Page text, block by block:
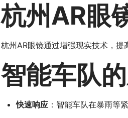
杭州AR眼
杭州AR眼镜通过增强现实技术，提
智能车队
快速响应：智能车队在暴雨等